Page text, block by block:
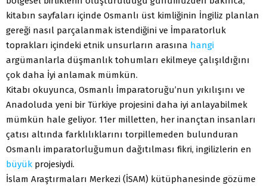
kitabın sayfaları içinde Osmanlı üst kimliğinin İngiliz planlan
gereği nasıl parçalanmak istendiğini ve İmparatorluk
toprakları içindeki etnik unsurların arasına hangi
argümanlarla düşmanlık tohumları ekilmeye çalışıldığını
çok daha İyi anlamak mümkün.
Kitabı okuyunca, Osmanlı İmparatoruğu’nun yıkılışını ve
Anadoluda yeni bir Türkiye projesini daha iyi anlayabilmek
mümkün hale geliyor. 11er milletten, her inançtan insanları
çatısı altında farklılıklarını torpillemeden bulunduran
Osmanlı imparatorluğumun dağıtılması fikri, ingilizlerin en
büyük projesiydi.
İslam Araştırmaları Merkezi (İSAM) kütüphanesinde gözüme